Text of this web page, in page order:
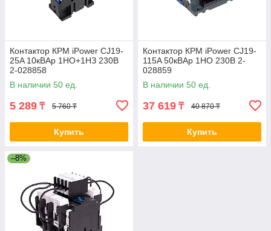
Контактор КРМ iPower CJ19-
25A 10кВАр 1НО+1НЗ 230В
2-028858
В наличии 50 ед.
5 289 ₸ 5 760 ₸
Купить
Контактор КРМ iPower CJ19-
115A 50кВАр 1НО 230В 2-
028859
В наличии 50 ед.
37 619 ₸ 40 870 ₸
Купить
–8%